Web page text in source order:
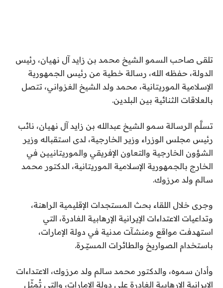
تلقى صاحب السمو الشيخ محمد بن زايد آل نهيان، رئيس
الدولة، حفظه الله، رسالة خطية من رئيس الجمهورية
الإسلامية الموريتانية، محمد ولد الشيخ الغزواني، تتصل
بالعلاقات الثنائية بين البلدين.
تسلَّم الرسالة سمو الشيخ عبدالله بن زايد آل نهيان، نائب
رئيس مجلس الوزراء وزير الخارجية، لدى استقباله وزير
الشؤون الخارجية والتعاون الإفريقي والموريتانيين في
الخارج بالجمهورية الإسلامية الموريتانية، الدكتور محمد
سالم ولد مرزوك.
وجرى خلال اللقاء بحث المستجدات الإقليمية الراهنة،
وتداعيات الاعتداءات الإيرانية الإرهابية الغادرة، التي
استهدفت مواقع ومنشآت مدنية في دولة الإمارات،
باستخدام الصواريخ والطائرات المسيّـرة.
وأدان سموه، والدكتور محمد سالم ولد مرزوك، الاعتداءات
الإيرانية الإرهابية الغادرة على دولة الإمارات، والتي تُمثّل